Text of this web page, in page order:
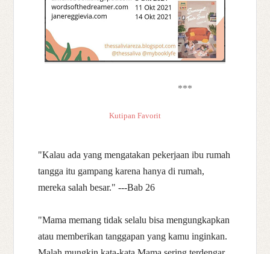
***
Kutipan Favorit
"Kalau ada yang mengatakan pekerjaan ibu rumah
tangga itu gampang karena hanya di rumah,
mereka salah besar." ---Bab 26
"Mama memang tidak selalu bisa mengungkapkan
atau memberikan tanggapan yang kamu inginkan.